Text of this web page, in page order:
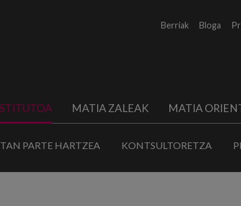
Berriak Bloga
MATIA ZALEAK MATIA
PARTE HARTZEA KONTSULTORETZA